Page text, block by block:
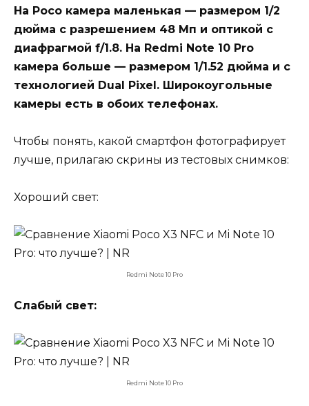
На Poco камера маленькая — размером 1/2
дюйма с разрешением 48 Мп и оптикой с
диафрагмой f/1.8. На Redmi Note 10 Pro
камера больше — размером 1/1.52 дюйма и с
технологией Dual Pixel. Широкоугольные
камеры есть в обоих телефонах.
Чтобы понять, какой смартфон фотографирует
лучше, прилагаю скрины из тестовых снимков:
Хороший свет:
Redmi Note 10 Pro
Слабый свет:
Redmi Note 10 Pro